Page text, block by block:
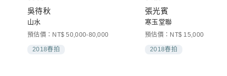
吳待秋
山水
預估價：NT$ 50,000-80,000
2018春拍
張光賓
寒玉堂聯
預估價：NT$ 15,000-30,000
2018春拍